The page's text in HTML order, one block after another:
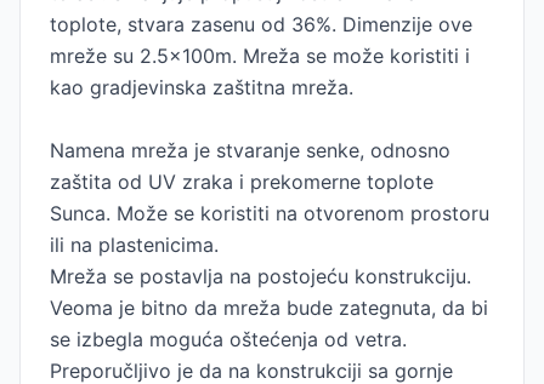
toplote, stvara zasenu od 36%. Dimenzije ove
mreže su 2.5x100m. Mreža se može koristiti i
kao gradjevinska zaštitna mreža.
Namena mreža je stvaranje senke, odnosno
zaštita od UV zraka i prekomerne toplote
Sunca. Može se koristiti na otvorenom prostoru
ili na plastenicima.
Mreža se postavlja na postojeću konstrukciju.
Veoma je bitno da mreža bude zategnuta, da bi
se izbegla moguća oštećenja od vetra.
Preporučljivo je da na konstrukciji sa gornje